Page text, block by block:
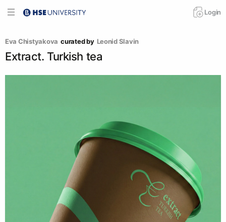
Login
Eva Chistyakova curated by Leonid Slavin
Extract. Turkish tea